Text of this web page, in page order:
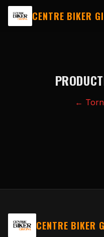
CENTRE BIKER
←
CENTRE BIKER